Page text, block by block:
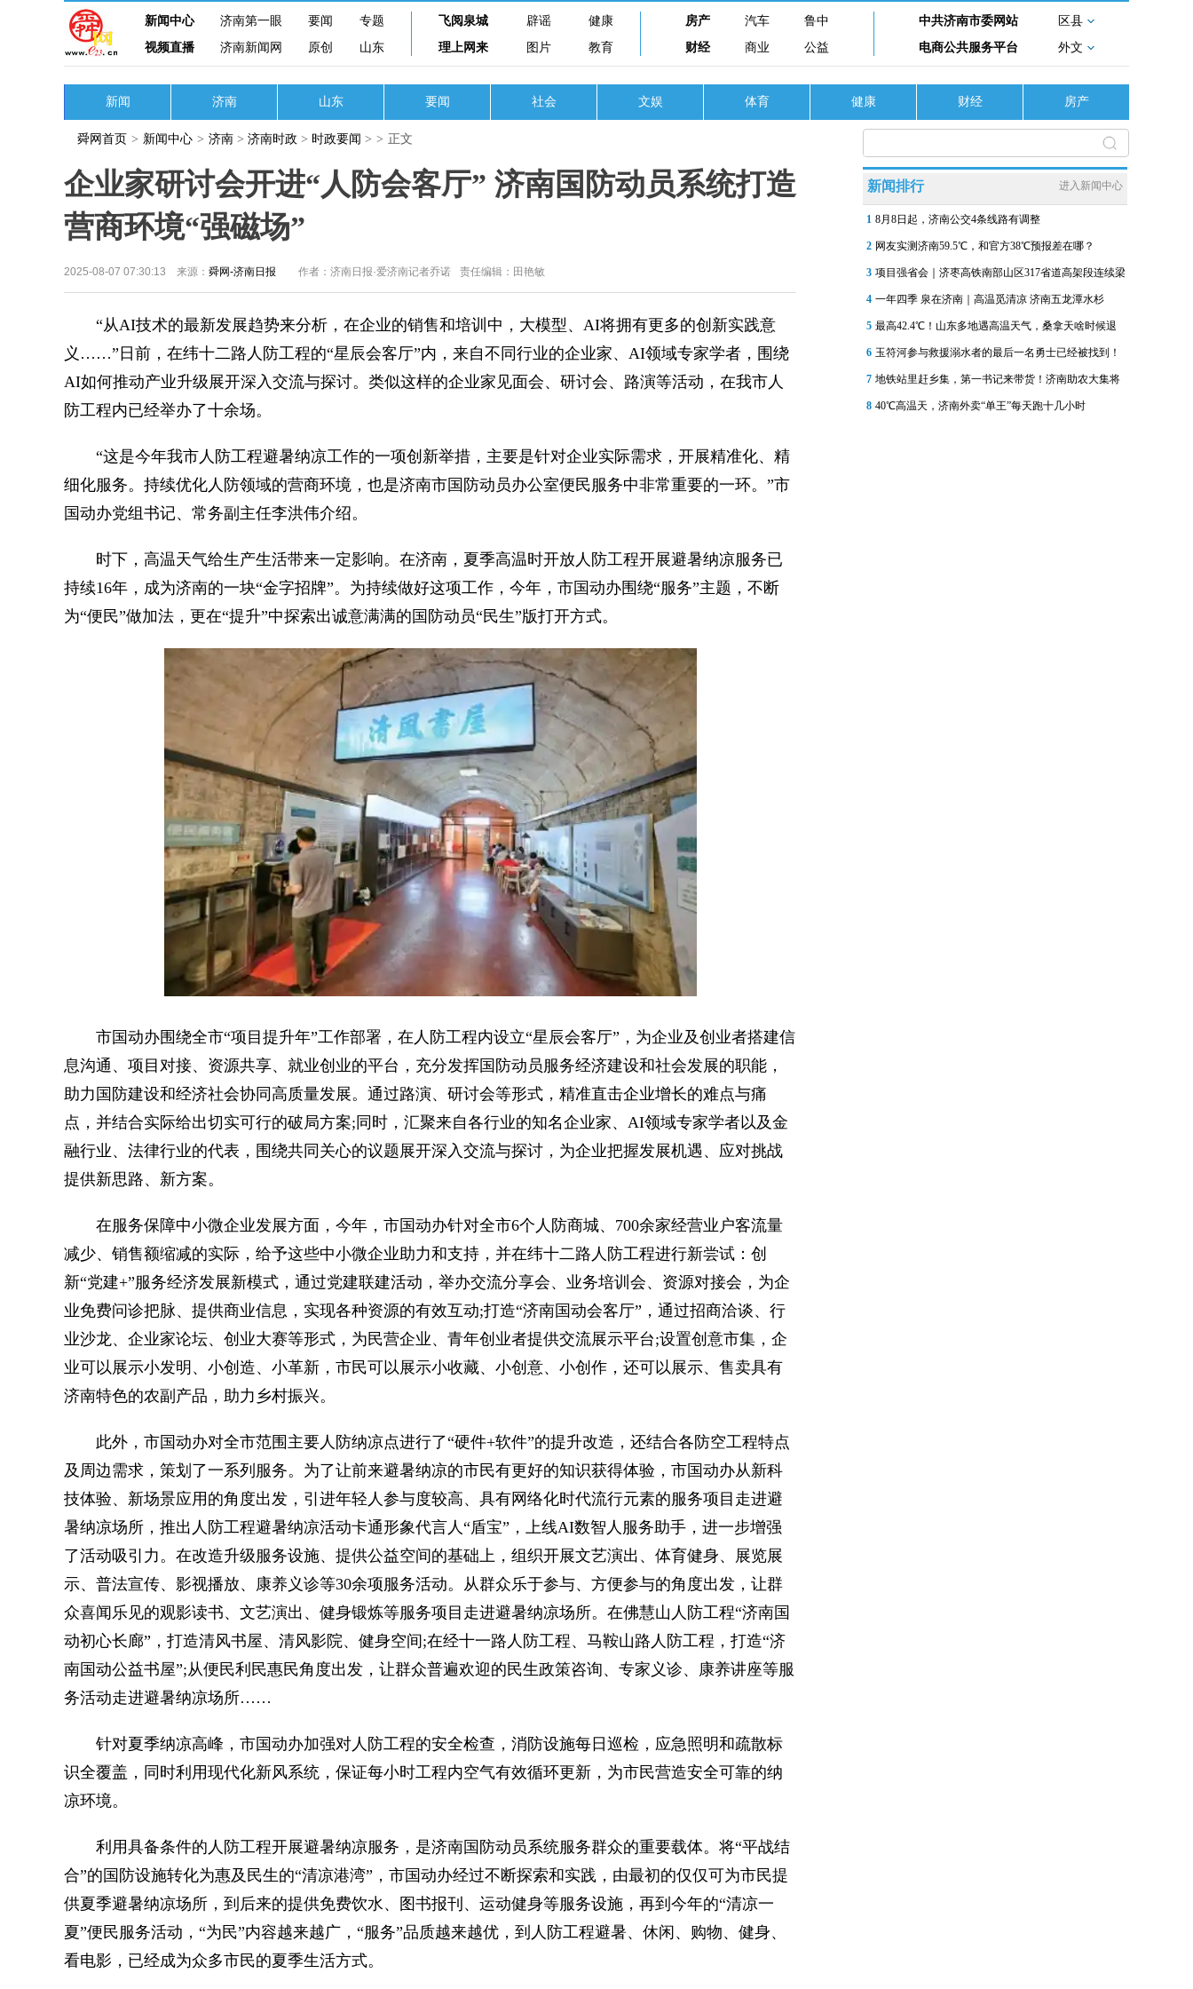
新闻中心 济南第一眼 要闻
专题
视频直播
济南新闻网 原创 山东
飞阅泉城 辟谣
健康
理上网来
图片 教育
房产 汽车
鲁中
财经
商业 公益
中共济南市委网站
区县
电商公共服务平台
外文
新闻 济南 山东 要闻 社会 文娱 体育 健康 财经 房产
舜网首页 > 新闻中心 > 济南 > 济南时政 > 时政要闻 > > 正文
企业家研讨会开进“人防会客厅” 济南国防动员系统打造
营商环境“强磁场”
2025-08-07 07:30:13 来源： 舜网-济南日报 作者：济南日报·爱济南记者乔诺 责任编辑：田艳敏
“从AI技术的最新发展趋势来分析，在企业的销售和培训中，大模型、AI将拥有更多的创新实践意
义……”日前，在纬十二路人防工程的“星辰会客厅”内，来自不同行业的企业家、AI领域专家学者，围绕
AI如何推动产业升级展开深入交流与探讨。类似这样的企业家见面会、研讨会、路演等活动，在我市人
防工程内已经举办了十余场。
“这是今年我市人防工程避暑纳凉工作的一项创新举措，主要是针对企业实际需求，开展精准化、精
细化服务。持续优化人防领域的营商环境，也是济南市国防动员办公室便民服务中非常重要的一环。”市
国动办党组书记、常务副主任李洪伟介绍。
时下，高温天气给生产生活带来一定影响。在济南，夏季高温时开放人防工程开展避暑纳凉服务已
持续16年，成为济南的一块“金字招牌”。为持续做好这项工作，今年，市国动办围绕“服务”主题，不断
为“便民”做加法，更在“提升”中探索出诚意满满的国防动员“民生”版打开方式。
市国动办围绕全市“项目提升年”工作部署，在人防工程内设立“星辰会客厅”，为企业及创业者搭建信
息沟通、项目对接、资源共享、就业创业的平台，充分发挥国防动员服务经济建设和社会发展的职能，
助力国防建设和经济社会协同高质量发展。通过路演、研讨会等形式，精准直击企业增长的难点与痛
点，并结合实际给出切实可行的破局方案;同时，汇聚来自各行业的知名企业家、AI领域专家学者以及金
融行业、法律行业的代表，围绕共同关心的议题展开深入交流与探讨，为企业把握发展机遇、应对挑战
提供新思路、新方案。
在服务保障中小微企业发展方面，今年，市国动办针对全市6个人防商城、700余家经营业户客流量
减少、销售额缩减的实际，给予这些中小微企业助力和支持，并在纬十二路人防工程进行新尝试：创
新“党建+”服务经济发展新模式，通过党建联建活动，举办交流分享会、业务培训会、资源对接会，为企
业免费问诊把脉、提供商业信息，实现各种资源的有效互动;打造“济南国动会客厅”，通过招商洽谈、行
业沙龙、企业家论坛、创业大赛等形式，为民营企业、青年创业者提供交流展示平台;设置创意市集，企
业可以展示小发明、小创造、小革新，市民可以展示小收藏、小创意、小创作，还可以展示、售卖具有
济南特色的农副产品，助力乡村振兴。
此外，市国动办对全市范围主要人防纳凉点进行了“硬件+软件”的提升改造，还结合各防空工程特点
及周边需求，策划了一系列服务。为了让前来避暑纳凉的市民有更好的知识获得体验，市国动办从新科
技体验、新场景应用的角度出发，引进年轻人参与度较高、具有网络化时代流行元素的服务项目走进避
暑纳凉场所，推出人防工程避暑纳凉活动卡通形象代言人“盾宝”，上线AI数智人服务助手，进一步增强
了活动吸引力。在改造升级服务设施、提供公益空间的基础上，组织开展文艺演出、体育健身、展览展
示、普法宣传、影视播放、康养义诊等30余项服务活动。从群众乐于参与、方便参与的角度出发，让群
众喜闻乐见的观影读书、文艺演出、健身锻炼等服务项目走进避暑纳凉场所。在佛慧山人防工程“济南国
动初心长廊”，打造清风书屋、清风影院、健身空间;在经十一路人防工程、马鞍山路人防工程，打造“济
南国动公益书屋”;从便民利民惠民角度出发，让群众普遍欢迎的民生政策咨询、专家义诊、康养讲座等服
务活动走进避暑纳凉场所……
针对夏季纳凉高峰，市国动办加强对人防工程的安全检查，消防设施每日巡检，应急照明和疏散标
识全覆盖，同时利用现代化新风系统，保证每小时工程内空气有效循环更新，为市民营造安全可靠的纳
凉环境。
利用具备条件的人防工程开展避暑纳凉服务，是济南国防动员系统服务群众的重要载体。将“平战结
合”的国防设施转化为惠及民生的“清凉港湾”，市国动办经过不断探索和实践，由最初的仅仅可为市民提
供夏季避暑纳凉场所，到后来的提供免费饮水、图书报刊、运动健身等服务设施，再到今年的“清凉一
夏”便民服务活动，“为民”内容越来越广，“服务”品质越来越优，到人防工程避暑、休闲、购物、健身、
看电影，已经成为众多市民的夏季生活方式。
新闻排行 进入新闻中心
1 8月8日起，济南公交4条线路有调整
2 网友实测济南59.5℃，和官方38℃预报差在哪？
3 项目强省会｜济枣高铁南部山区317省道高架段连续梁
4 一年四季 泉在济南｜高温觅清凉 济南五龙潭水杉
5 最高42.4℃！山东多地遇高温天气，桑拿天啥时候退
6 玉符河参与救援溺水者的最后一名勇士已经被找到！
7 地铁站里赶乡集，第一书记来带货！济南助农大集将
8 40℃高温天，济南外卖“单王”每天跑十几小时